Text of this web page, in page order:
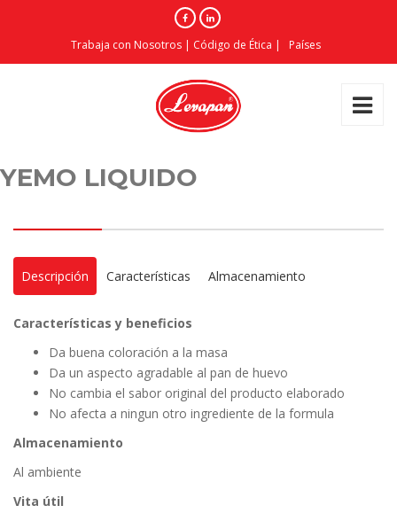
Trabaja con Nosotros | Código de Ética | Países
YEMO LIQUIDO
Descripción Características Almacenamiento
Características y beneficios
Da buena coloración a la masa
Da un aspecto agradable al pan de huevo
No cambia el sabor original del producto elaborado
No afecta a ningun otro ingrediente de la formula
Almacenamiento
Al ambiente
Vita útil